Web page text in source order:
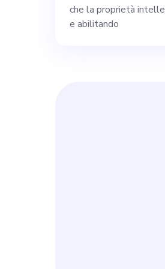
nostro
che la proprietà
e abilitando